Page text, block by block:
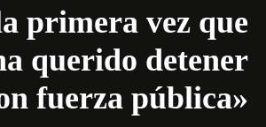
primera vez que
querido detener
fuerza pública»